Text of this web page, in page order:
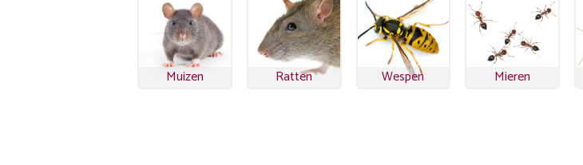
Muizen Ratten Wespen Mieren